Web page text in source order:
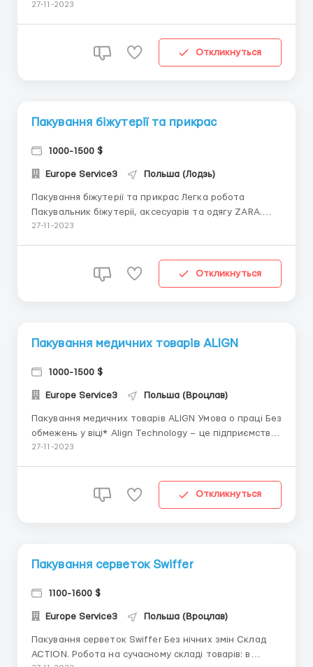
паста Colgate, косметика Nivea, Avon, Loreal,
*Заработная плата* - 20 злотых чистыми в час -
27-11-2023
Откликнуться
Пакування біжутерії та прикрас
1000-1500 $
Europe Service3 Польша (Лодзь)
Пакування біжутерії та прикрас Легка робота
Пакувальник біжутерії, аксесуарів та одягу ZARA.
Склад Arvato. Телефон\Вайбер +380733335340
працівників до 26 років + премії 100-800 злотих + да...
27-11-2023
Откликнуться
Пакування медичних товарів ALIGN
1000-1500 $
Europe Service3 Польша (Вроцлав)
Пакування медичних товарів ALIGN Умова о праці Без
обмежень у віці* Align Technology – це підприємство,
розташоване в Польщі, з головним офісом у
працівники зі знанням польської мови.* Телеф...
27-11-2023
Откликнуться
Пакування серветок Swiffer
1100-1600 $
Europe Service3 Польша (Вроцлав)
Пакування серветок Swiffer Без нічних змін Склад
ACTION. Робота на сучасному складі товарів: в